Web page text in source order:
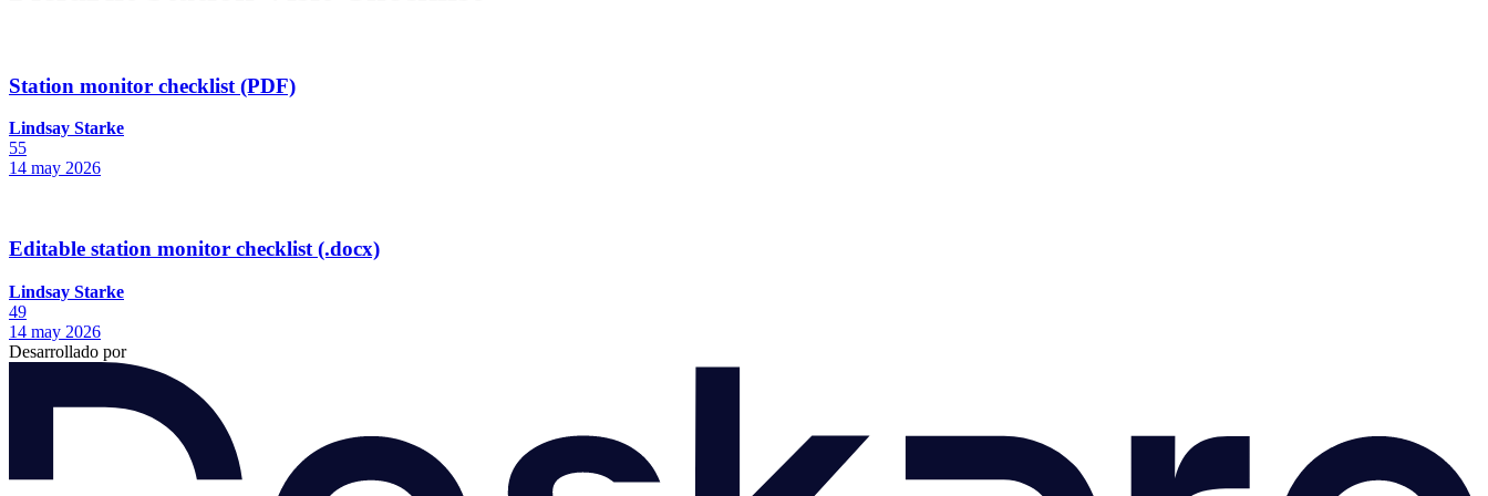
Station monitor checklist (PDF)
Lindsay Starke
55
14 may 2026
Editable station monitor checklist (.docx)
Lindsay Starke
49
14 may 2026
Desarrollado por